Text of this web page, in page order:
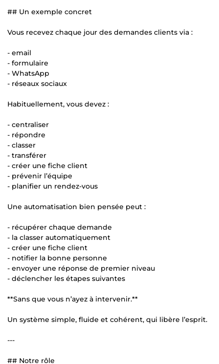
## Un exemple concret
Vous recevez chaque jour des demandes clients via :
- email
- formulaire
- WhatsApp
- réseaux sociaux
Habituellement, vous devez :
- centraliser
- répondre
- classer
- transférer
- créer une fiche client
- prévenir l’équipe
- planifier un rendez-vous
Une automatisation bien pensée peut :
- récupérer chaque demande
- la classer automatiquement
- créer une fiche client
- notifier la bonne personne
- envoyer une réponse de premier niveau
- déclencher les étapes suivantes
**Sans que vous n’ayez à intervenir.**
Un système simple, fluide et cohérent, qui libère l’esprit.
---
## Notre rôle